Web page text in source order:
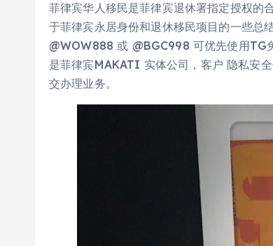
菲律宾华人移民是菲律宾退休署指定授权的
于菲律宾永居身份和退休移民项目的一些总
@WOW888 或 @BGC998 可优先使用TG
是菲律宾MAKATI 实体公司，客户 隐私安
交办理业务。